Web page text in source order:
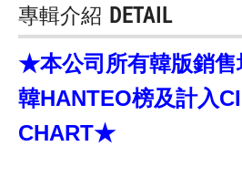
專輯介紹 DETAIL
★本公司所有韓版銷售
韓HANTEO榜及計入
CHART★